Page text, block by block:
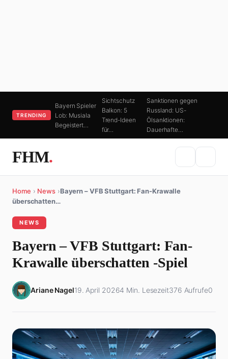
TRENDING
Bayern Spieler
Lob: Musiala
Begeistert…
Sichtschutz
Balkon: 5
Trend-Ideen
für…
Sanktionen gegen
Russland: US-
Ölsanktionen:
Dauerhafte…
FHM.
Home › News ›Bayern – VFB Stuttgart: Fan-Krawalle
überschatten…
NEWS
Bayern – VFB Stuttgart: Fan-
Krawalle überschatten -Spiel
Ariane Nagel19. April 20264 Min. Lesezeit376 Aufrufe0